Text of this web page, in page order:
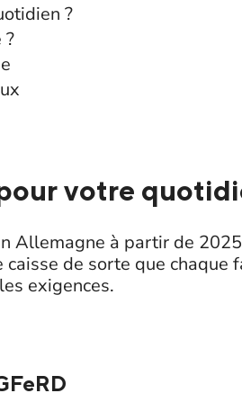
?
?
votre
Allemagne à partir de
de sorte que chaque
exigences.